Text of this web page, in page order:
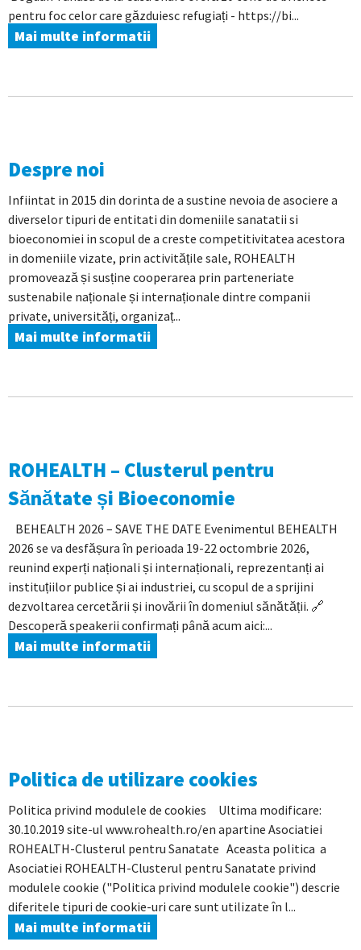
pentru foc celor care găzduiesc refugiați - https://bi...
Mai multe informatii
Despre noi
Infiintat in 2015 din dorinta de a sustine nevoia de asociere a
diverselor tipuri de entitati din domeniile sanatatii si
bioeconomiei in scopul de a creste competitivitatea acestora
in domeniile vizate, prin activitățile sale, ROHEALTH
promovează și susține cooperarea prin parteneriate
sustenabile naționale și internaționale dintre companii
private, universități, organizaț...
Mai multe informatii
ROHEALTH – Clusterul pentru
Sănătate și Bioeconomie
BEHEALTH 2026 – SAVE THE DATE Evenimentul BEHEALTH
2026 se va desfășura în perioada 19-22 octombrie 2026,
reunind experți naționali și internaționali, reprezentanți ai
instituțiilor publice și ai industriei, cu scopul de a sprijini
dezvoltarea cercetării și inovării în domeniul sănătății. 🔗
Descoperă speakerii confirmați până acum aici:...
Mai multe informatii
Politica de utilizare cookies
Politica privind modulele de cookies Ultima modificare:
30.10.2019 site-ul www.rohealth.ro/en apartine Asociatiei
ROHEALTH-Clusterul pentru Sanatate Aceasta politica a
Asociatiei ROHEALTH-Clusterul pentru Sanatate privind
modulele cookie ("Politica privind modulele cookie") descrie
diferitele tipuri de cookie-uri care sunt utilizate în l...
Mai multe informatii